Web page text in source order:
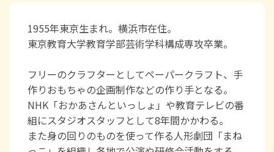
1955年東京生まれ。横浜市在住。
東京教育大学教育学部芸術学科構成専攻卒業。
フリーのクラフターとしてペーパークラフト、手
作りおもちゃの企画制作などの作り手となる。
NHK「おかあさんといっしょ」や教育テレビの番
組にスタジオスタッフとして8年間かかわる。
また身の回りのものを使って作る人形劇団「まね